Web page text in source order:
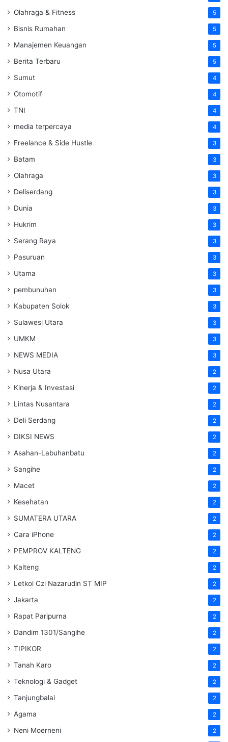
Olahraga & Fitness 5
Bisnis Rumahan 5
Manajemen Keuangan 5
Berita Terbaru 5
Sumut 4
Otomotif 4
TNI 4
media terpercaya 4
Freelance & Side Hustle 3
Batam 3
Olahraga 3
Deliserdang 3
Dunia 3
Hukrim 3
Serang Raya 3
Pasuruan 3
Utama 3
pembunuhan 3
Kabupaten Solok 3
Sulawesi Utara 3
UMKM 3
NEWS MEDIA 3
Nusa Utara 2
Kinerja & Investasi 2
Lintas Nusantara 2
Deli Serdang 2
DIKSI NEWS 2
Asahan-Labuhanbatu 2
Sangihe 2
Macet 2
Kesehatan 2
SUMATERA UTARA 2
Cara iPhone 2
PEMPROV KALTENG 2
Kalteng 2
Letkol Czi Nazarudin ST MIP 2
Jakarta 2
Rapat Paripurna 2
Dandim 1301/Sangihe 2
TIPIKOR 2
Tanah Karo 2
Teknologi & Gadget 2
Tanjungbalai 2
Agama 2
Neni Moerneni 2